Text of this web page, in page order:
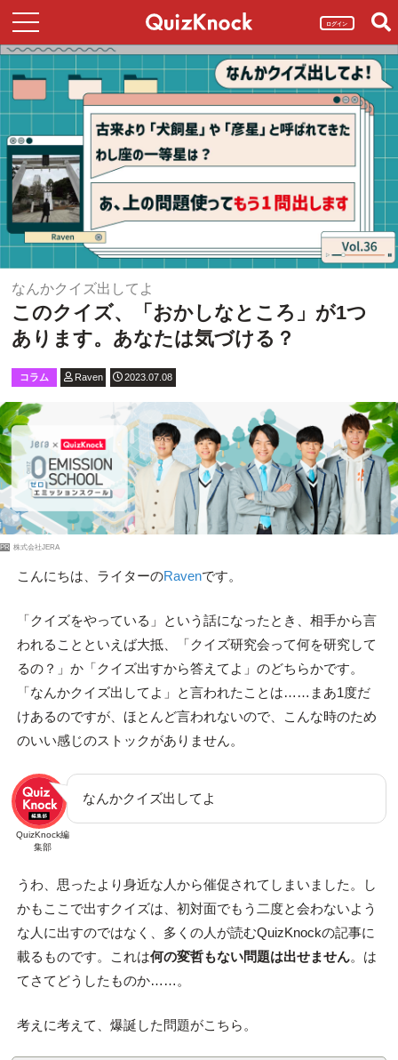
ログイン
なんかクイズ出してよ
このクイズ、「おかしなところ」が1つ
あります。あなたは気づける？
コラム Raven 2023.07.08
PR 株式会社JERA
こんにちは、ライターのRavenです。
「クイズをやっている」という話になったとき、相手から言
われることといえば大抵、「クイズ研究会って何を研究して
るの？」か「クイズ出すから答えてよ」のどちらかです。
「なんかクイズ出してよ」と言われたことは……まあ1度だ
けあるのですが、ほとんど言われないので、こんな時のため
のいい感じのストックがありません。
QuizKnock編
集部
なんかクイズ出してよ
うわ、思ったより身近な人から催促されてしまいました。し
かもここで出すクイズは、初対面でもう二度と会わないよう
な人に出すのではなく、多くの人が読むQuizKnockの記事に
載るものです。これは何の変哲もない問題は出せません。は
てさてどうしたものか……。
考えに考えて、爆誕した問題がこちら。